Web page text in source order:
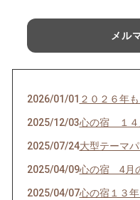
メル
2026/01/01 ２０２６年
2025/12/03心の宿 １４
2025/07/24大型テーマ
2025/04/09心の宿 4月
2025/04/07心の宿１３